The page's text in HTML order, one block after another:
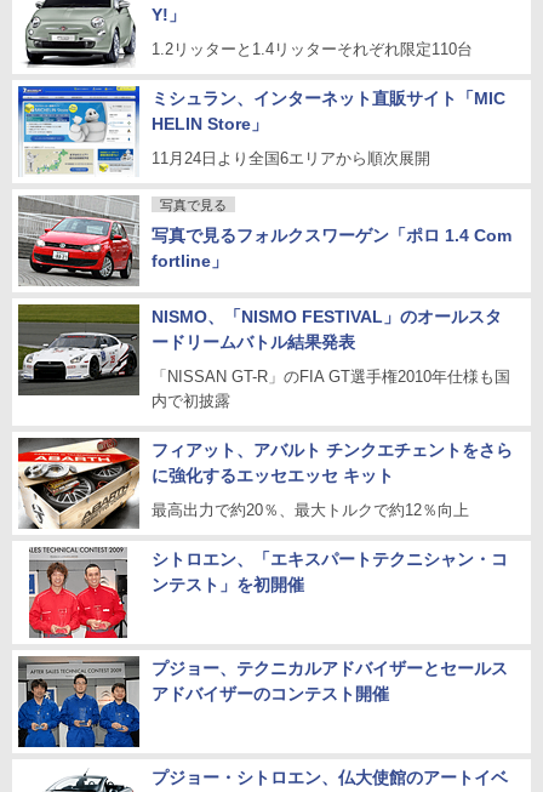
Y!」
1.2リッターと1.4リッターそれぞれ限定110台
ミシュラン、インターネット直販サイト「MIC
HELIN Store」
11月24日より全国6エリアから順次展開
写真で見る
写真で見るフォルクスワーゲン「ポロ 1.4 Com
fortline」
NISMO、「NISMO FESTIVAL」のオールスタ
ードリームバトル結果発表
「NISSAN GT-R」のFIA GT選手権2010年仕様も国
内で初披露
フィアット、アバルト チンクエチェントをさら
に強化するエッセエッセ キット
最高出力で約20％、最大トルクで約12％向上
シトロエン、「エキスパートテクニシャン・コ
ンテスト」を初開催
プジョー、テクニカルアドバイザーとセールス
アドバイザーのコンテスト開催
プジョー・シトロエン、仏大使館のアートイベ